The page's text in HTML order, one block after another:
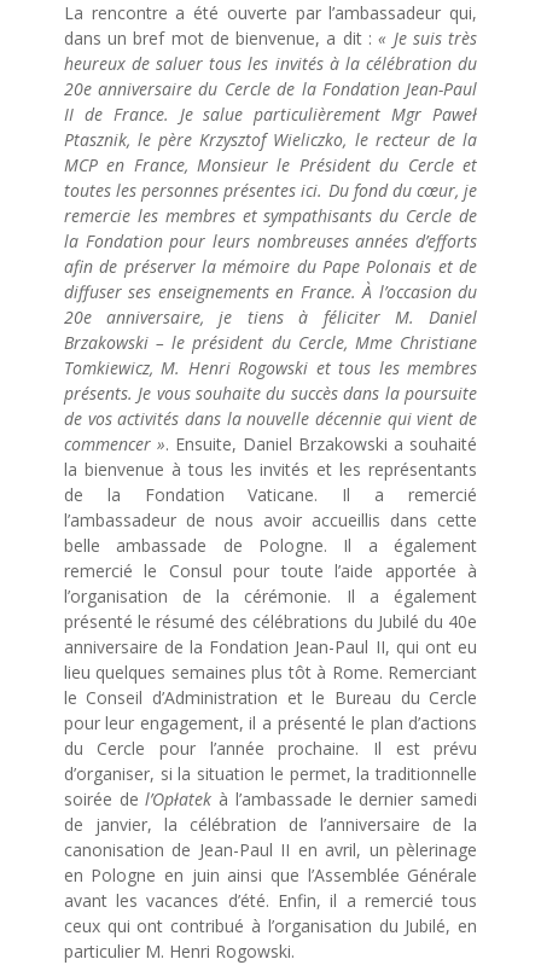
La rencontre a été ouverte par l’ambassadeur qui,
dans un bref mot de bienvenue, a dit :« Je suis très
heureux de saluer tous les invités à la célébration du
20e anniversaire du Cercle de la Fondation Jean-Paul
II de France. Je salue particulièrement Mgr Paweł
Ptasznik, le père Krzysztof Wieliczko, le recteur de la
MCP en France, Monsieur le Président du Cercle et
toutes les personnes présentes ici. Du fond du cœur, je
remercie les membres et sympathisants du Cercle de
la Fondation pour leurs nombreuses années d’efforts
afin de préserver la mémoire du Pape Polonais et de
diffuser ses enseignements en France. À l’occasion du
20e anniversaire, je tiens à féliciter M. Daniel
Brzakowski – le président du Cercle, Mme Christiane
Tomkiewicz, M. Henri Rogowski et tous les membres
présents. Je vous souhaite du succès dans la poursuite
de vos activités dans la nouvelle décennie qui vient de
commencer ». Ensuite, Daniel Brzakowski a souhaité
la bienvenue à tous les invités et les représentants
de la Fondation Vaticane. Il a remercié
l’ambassadeur de nous avoir accueillis dans cette
belle ambassade de Pologne. Il a également
remercié le Consul pour toute l’aide apportée à
l’organisation de la cérémonie. Il a également
présenté le résumé des célébrations du Jubilé du 40e
anniversaire de la Fondation Jean-Paul II, qui ont eu
lieu quelques semaines plus tôt à Rome. Remerciant
le Conseil d’Administration et le Bureau du Cercle
pour leur engagement, il a présenté le plan d’actions
du Cercle pour l’année prochaine. Il est prévu
d’organiser, si la situation le permet, la traditionnelle
soirée del’Opłatek à l’ambassade le dernier samedi
de janvier, la célébration de l’anniversaire de la
canonisation de Jean-Paul II en avril, un pèlerinage
en Pologne en juin ainsi que l’Assemblée Générale
avant les vacances d’été. Enfin, il a remercié tous
ceux qui ont contribué à l’organisation du Jubilé, en
particulier M. Henri Rogowski.